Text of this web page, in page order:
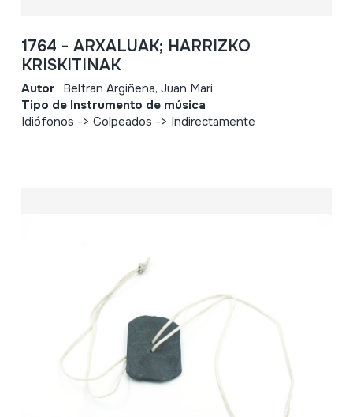
1764 - ARXALUAK; HARRIZKO
KRISKITINAK
Autor Beltran Argiñena, Juan Mari
Tipo de Instrumento de música
Idiófonos -> Golpeados -> Indirectamente